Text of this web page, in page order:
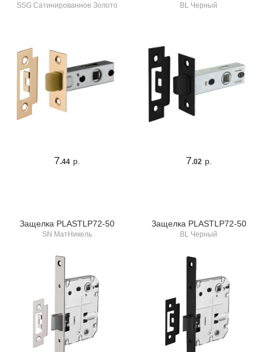
SSG Сатинированное Золото
7.44 р.
BL Черный
7.02 р.
Защелка PLASTLP72-50
SN МатНикель
Защелка PLASTLP72-50
BL Черный